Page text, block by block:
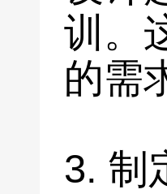
训。
的需
3. 制